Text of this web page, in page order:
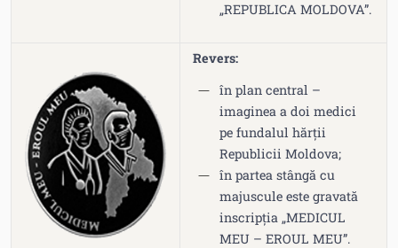
„REPUBLICA MOLDOVA”.
Revers:
în plan central –
imaginea a doi medici
pe fundalul hărții
Republicii Moldova;
în partea stângă cu
majuscule este gravată
inscripția „MEDICUL
MEU – EROUL MEU”.